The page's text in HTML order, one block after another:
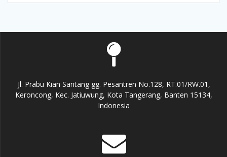
Jl. Prabu Kian Santang gg. Pesantren No.128, RT.01/RW.01,
Keroncong, Kec. Jatiuwung, Kota Tangerang, Banten 15134,
Indonesia